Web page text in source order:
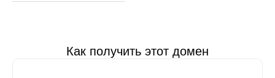
Как получить этот домен